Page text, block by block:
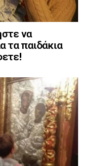
να
τα παιδάκια